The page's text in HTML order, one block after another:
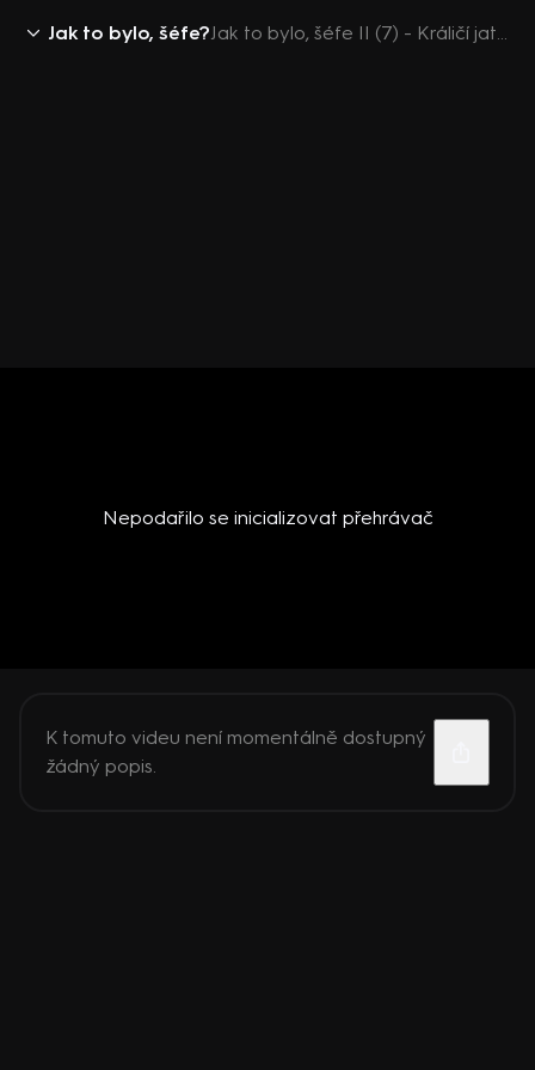
Jak to bylo, šéfe? Jak to bylo, šéfe II (7) - Králičí jatýrka na česneku a majoránce, zelňák, kyselé cibulky
Nepodařilo se inicializovat přehrávač
K tomuto videu není momentálně dostupný
žádný popis.